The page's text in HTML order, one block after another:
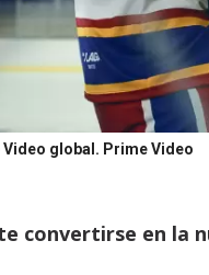
global. Prime Video
convertirse en la